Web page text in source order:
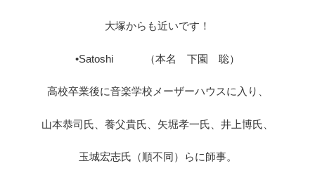
大塚からも近いです！
•Satoshi （本名 下園 聡）
高校卒業後に音楽学校メーザーハウスに入り、
山本恭司氏、養父貴氏、矢堀孝一氏、井上博氏、
玉城宏志氏（順不同）らに師事。